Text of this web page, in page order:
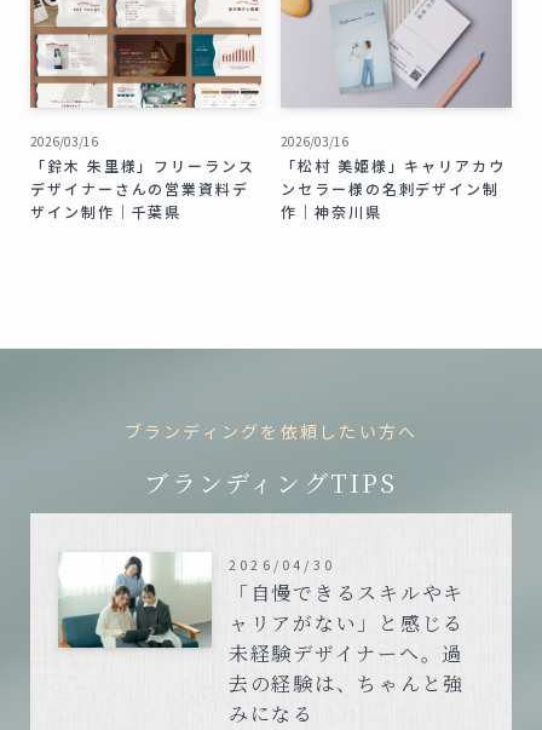
「鈴木 朱里様」フリーランス
デザイナーさんの営業資料デ
ザイン制作｜千葉県
2026/03/16
「松村 美姫様」キャリアカウ
ンセラー様の名刺デザイン制
作｜神奈川県
2026/03/16
ブランディングを依頼したい方へ
ブランディングTIPS
「自慢できるスキルやキ
ャリアがない」と感じる
未経験デザイナーへ。過
去の経験は、ちゃんと強
みになる
2026/04/30